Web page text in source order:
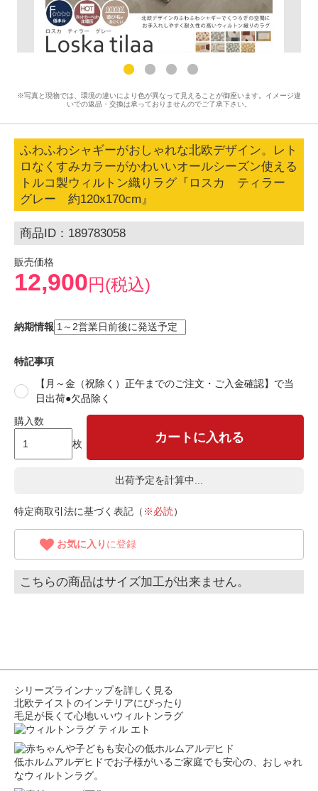
※写真と現物では、環境の違いにより色が異なって見えることが御座います。イメージ違
いでの返品・交換は承っておりませんのでご了承下さい。
ふわふわシャギーがおしゃれな北欧デザイン。レト
ロなくすみカラーがかわいいオールシーズン使える
トルコ製ウィルトン織りラグ『ロスカ ティラー
グレー 約120x170cm』
商品ID：189783058
販売価格
12,900円(税込)
納期情報
特記事項
【月～金（祝除く）正午までのご注文・ご入金確認】で当
日出荷●欠品除く
購入数
枚
カートに入れる
出荷予定を計算中...
特定商取引法に基づく表記（ ※必読）
お気に入り に登録
こちらの商品はサイズ加工が出来ません。
シリーズラインナップを詳しく見る
北欧テイストのインテリアにぴったり
毛足が長くて心地いいウィルトンラグ
低ホルムアルデヒドでお子様がいるご家庭でも安心の、おしゃれ
なウィルトンラグ。